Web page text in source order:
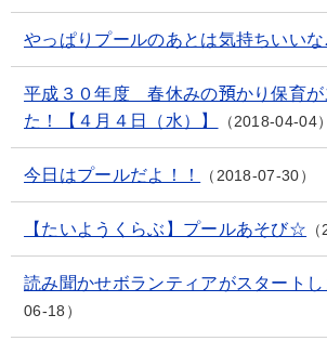
やっぱりプールのあとは気持ちいいな
平成３０年度 春休みの預かり保育が
た！【４月４日（水）】
2018-04-04
今日はプールだよ！！ 2018-07-30
【たいようくらぶ】プールあそび☆
読み聞かせボランティアがスタートし
06-18